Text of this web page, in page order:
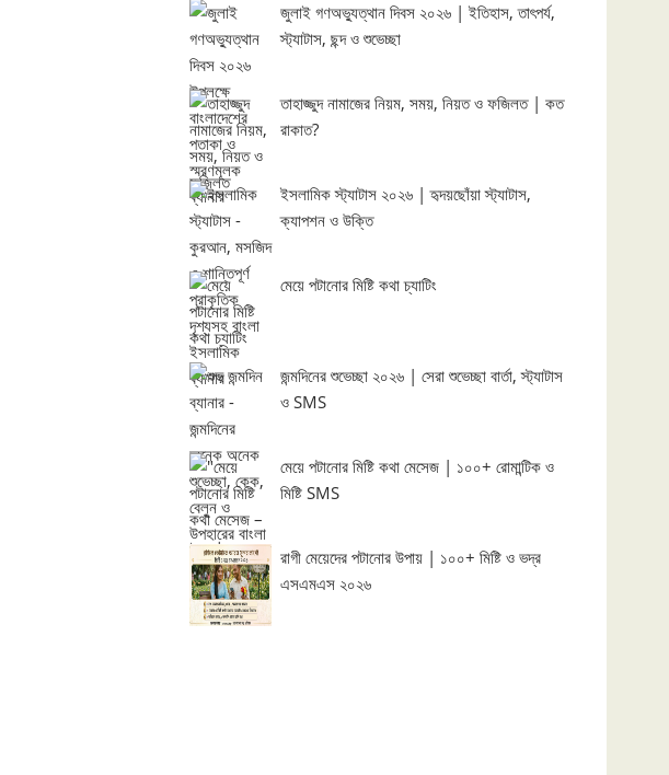
জুলাই গণঅভ্যুত্থান দিবস ২০২৬ | ইতিহাস, তাৎপর্য,
স্ট্যাটাস, ছন্দ ও শুভেচ্ছা
তাহাজ্জুদ নামাজের নিয়ম, সময়, নিয়ত ও ফজিলত | কত
রাকাত?
ইসলামিক স্ট্যাটাস ২০২৬ | হৃদয়ছোঁয়া স্ট্যাটাস,
ক্যাপশন ও উক্তি
মেয়ে পটানোর মিষ্টি কথা চ্যাটিং
জন্মদিনের শুভেচ্ছা ২০২৬ | সেরা শুভেচ্ছা বার্তা, স্ট্যাটাস
ও SMS
মেয়ে পটানোর মিষ্টি কথা মেসেজ | ১০০+ রোমান্টিক ও
মিষ্টি SMS
রাগী মেয়েদের পটানোর উপায় | ১০০+ মিষ্টি ও ভদ্র
এসএমএস ২০২৬